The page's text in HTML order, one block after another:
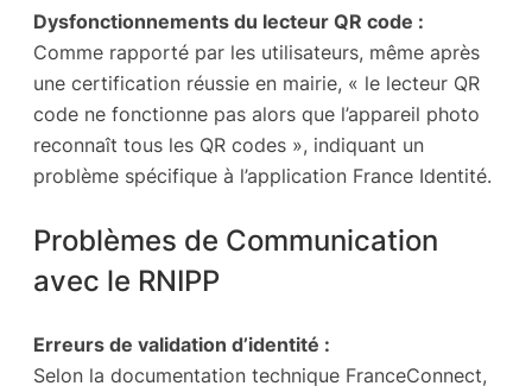
Dysfonctionnements du lecteur QR code :
Comme rapporté par les utilisateurs, même après
une certification réussie en mairie, « le lecteur QR
code ne fonctionne pas alors que l’appareil photo
reconnaît tous les QR codes », indiquant un
problème spécifique à l’application France Identité.
Problèmes de Communication
avec le RNIPP
Erreurs de validation d’identité :
Selon la documentation technique FranceConnect,